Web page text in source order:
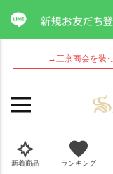
→三京商会を装
新着商品 ランキング